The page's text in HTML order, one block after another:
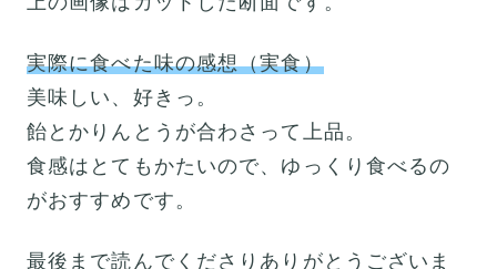
実際に食べた味の感想（実食）
美味しい、好きっ。
飴とかりんとうが合わさって上品。
食感はとてもかたいので、ゆっくり食べるの
がおすすめです。
最後まで読んでくださりありがとうございま